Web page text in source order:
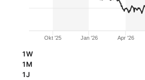
Okt '25 Jan '26 Apr '26
1W
1M
1J